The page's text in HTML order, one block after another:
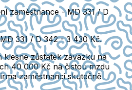
zaměstnance -MD 331 / D
331 / D 342 - 3 430 Kč.
klesne zůstatek závazku na
40 000 Kč na čistou mzdu
zaměstnanci skutečně